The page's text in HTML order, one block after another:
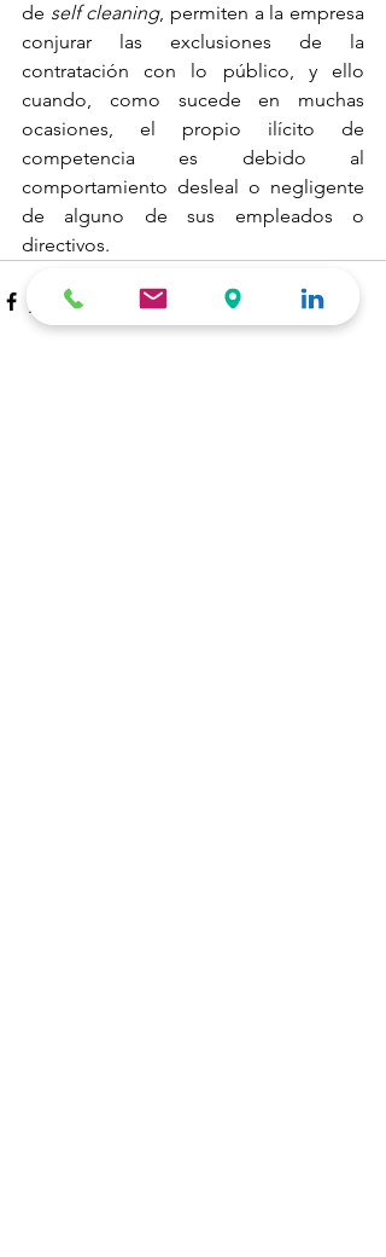
de self cleaning, permiten a la empresa
conjurar las exclusiones de la
contratación con lo público, y ello
cuando, como sucede en muchas
ocasiones, el propio ilícito de
competencia es debido al
comportamiento desleal o negligente
de alguno de sus empleados o
directivos.